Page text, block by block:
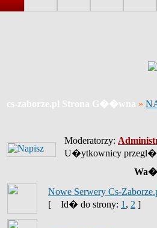
cs-zaborze.pl Strona G��wna »
Moderatorzy:
U�ytkownicy
Nowe Serwery Cs-
[
Id� do strony: 1 , 2 ]